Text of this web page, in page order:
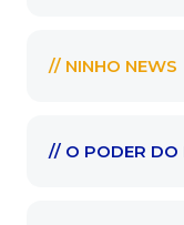
// NINHO NEWS
// O PODER DO